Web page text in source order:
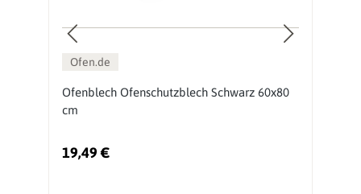
Ofen.de
Ofenblech Ofenschutzblech Schwarz 60x80
cm
19,49 €